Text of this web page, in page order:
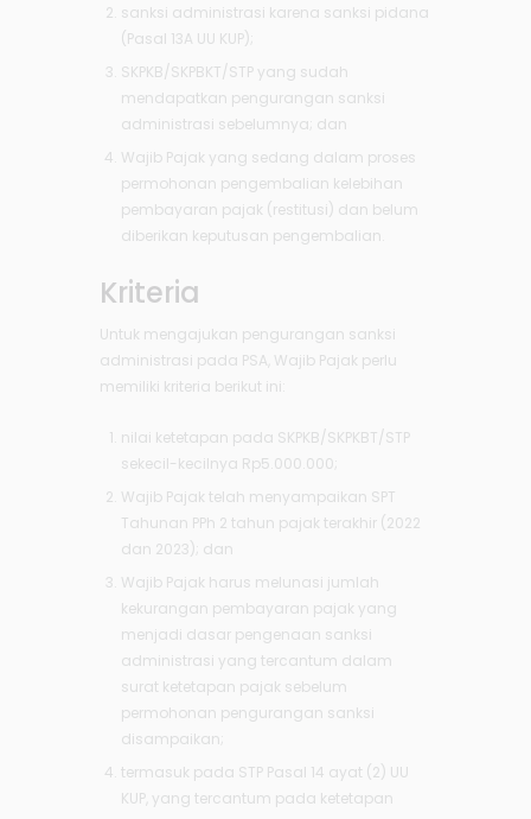
sanksi administrasi karena sanksi pidana
(Pasal 13A UU KUP);
SKPKB/SKPBKT/STP yang sudah
mendapatkan pengurangan sanksi
administrasi sebelumnya; dan
Wajib Pajak yang sedang dalam proses
permohonan pengembalian kelebihan
pembayaran pajak (restitusi) dan belum
diberikan keputusan pengembalian.
Kriteria
Untuk mengajukan pengurangan sanksi
administrasi pada PSA, Wajib Pajak perlu
memiliki kriteria berikut ini:
nilai ketetapan pada SKPKB/SKPKBT/STP
sekecil-kecilnya Rp5.000.000;
Wajib Pajak telah menyampaikan SPT
Tahunan PPh 2 tahun pajak terakhir (2022
dan 2023); dan
Wajib Pajak harus melunasi jumlah
kekurangan pembayaran pajak yang
menjadi dasar pengenaan sanksi
administrasi yang tercantum dalam
surat ketetapan pajak sebelum
permohonan pengurangan sanksi
disampaikan;
termasuk pada STP Pasal 14 ayat (2) UU
KUP, yang tercantum pada ketetapan